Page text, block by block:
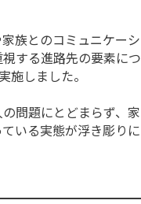
族とのコミュニケーシ
する進路先の要素につ
施しました。
問題にとどまらず、家
いる実態が浮き彫りに